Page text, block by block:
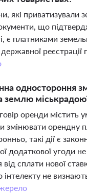
які приватизували
що
є платниками
реєстрації
одностороння
землю
оренди містить
змінювати орендну
такі дії є
додаткової угоди не
від сплати нової
інтелекту не